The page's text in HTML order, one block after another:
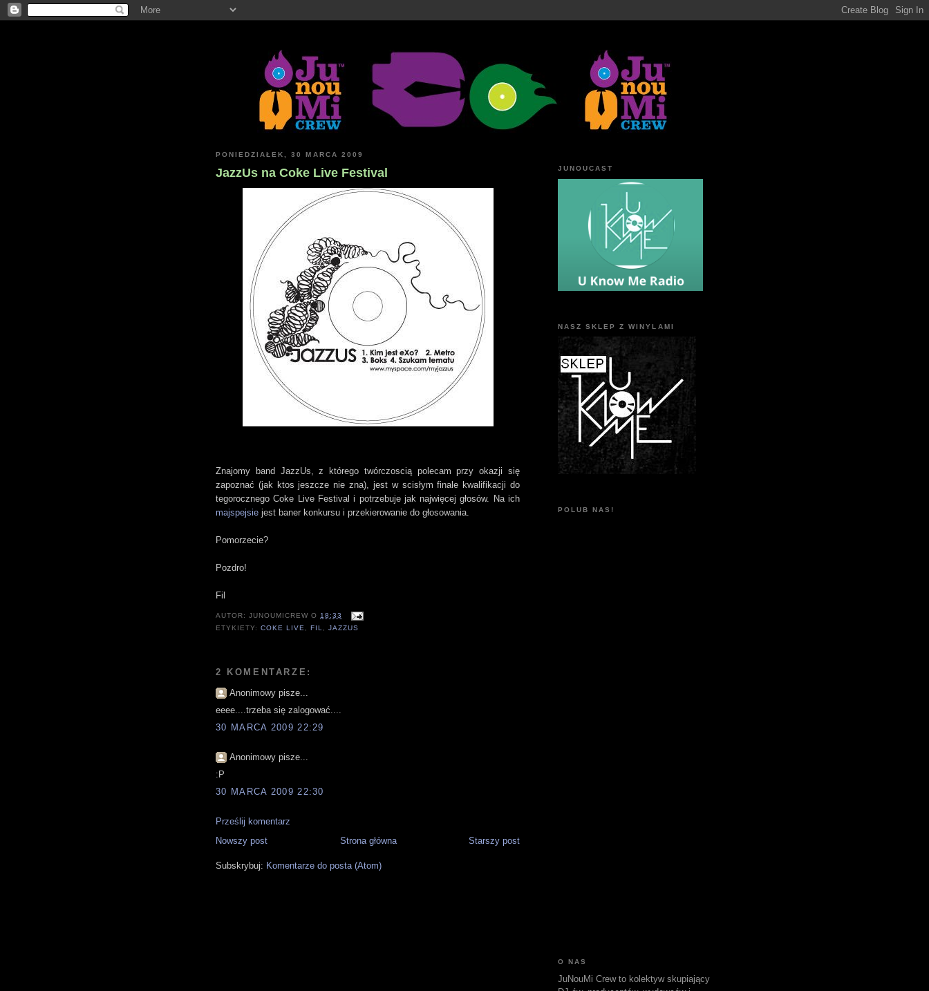
PONIEDZIAŁEK, 30 MARCA 2009
JazzUs na Coke Live Festival
Znajomy band JazzUs, z którego twórczoscią polecam przy okazji się
zapoznać (jak ktos jeszcze nie zna), jest w scisłym finale kwalifikacji do
tegorocznego Coke Live Festival i potrzebuje jak najwięcej głosów. Na ich
majspejsie jest baner konkursu i przekierowanie do głosowania.
Pomorzecie?
Pozdro!
Fil
AUTOR:JUNOUMICREW O18:33
ETYKIETY:COKE LIVE, FIL,JAZZUS
2 KOMENTARZE:
Anonimowy pisze...
eeee....trzeba się zalogować....
30 MARCA 2009 22:29
Anonimowy pisze...
:P
30 MARCA 2009 22:30
Prześlij komentarz
Nowszy post
Starszy post
Strona główna
Subskrybuj: Komentarze do posta (Atom)
JUNOUCAST
NASZ SKLEP Z WINYLAMI
POLUB NAS!
O NAS
JuNouMi Crew to kolektyw skupiający